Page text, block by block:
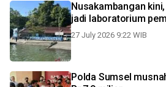
Nusakambangan
jadi laboratorium
27 July 2026 9:22 WIB
Polda Sumsel